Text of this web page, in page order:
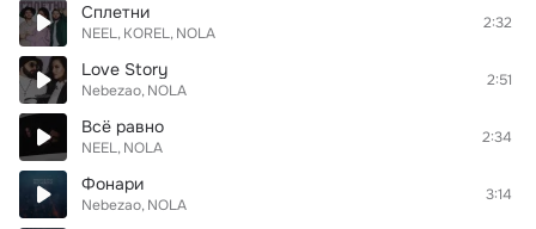
Сплетни
NEEL KOREL NOLA
2:32
Love Story
Nebezao NOLA
2:51
Всё равно
NEEL NOLA
2:34
Фонари
Nebezao NOLA
3:14